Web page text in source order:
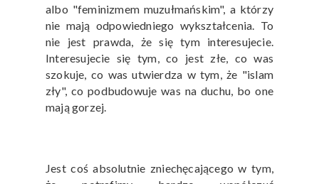
albo "feminizmem muzułmańskim", a którzy
nie mają odpowiedniego wykształcenia. To
nie jest prawda, że się tym interesujecie.
Interesujecie się tym, co jest złe, co was
szokuje, co was utwierdza w tym, że "islam
zły", co podbudowuje was na duchu, bo one
mają gorzej.
Jest coś absolutnie zniechęcającego w tym,